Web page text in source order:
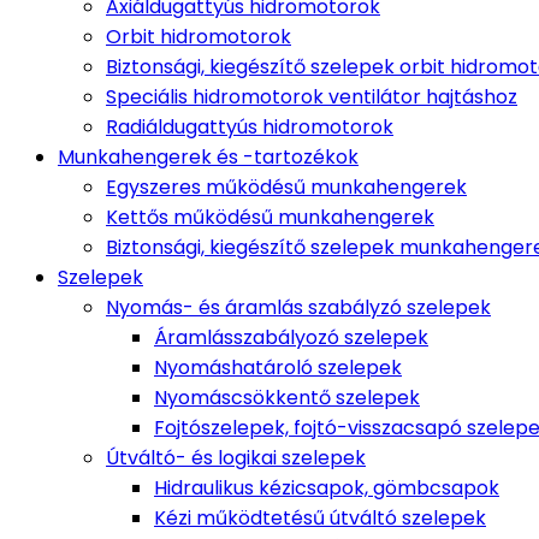
Axiáldugattyús hidromotorok
Orbit hidromotorok
Biztonsági, kiegészítő szelepek orbit
Speciális hidromotorok ventilátor hajtáshoz
Radiáldugattyús hidromotorok
Munkahengerek és -tartozékok
Egyszeres működésű munkahengerek
Kettős működésű munkahengerek
Biztonsági, kiegészítő szelepek
Szelepek
Nyomás- és áramlás szabályzó szelepek
Áramlásszabályozó szelepek
Nyomáshatároló szelepek
Nyomáscsökkentő szelepek
Fojtószelepek, fojtó-visszacsapó
Útváltó- és logikai szelepek
Hidraulikus kézicsapok, gömbcsapok
Kézi működtetésű útváltó szelepek